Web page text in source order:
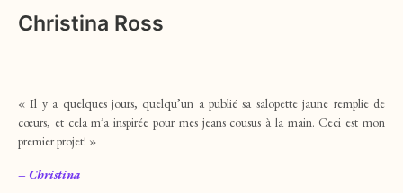
Christina Ross
« Il y a quelques jours, quelqu’un a publié sa salopette jaune remplie de
cœurs, et cela m’a inspirée pour mes jeans cousus à la main. Ceci est mon
premier projet! »
– Christina